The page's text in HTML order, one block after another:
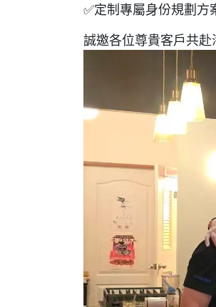
✅定制專屬身份規劃
誠邀各位尊貴客戶共